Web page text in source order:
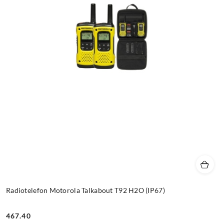
Radiotelefon Motorola Talkabout T92 H2O (IP67)
467.40